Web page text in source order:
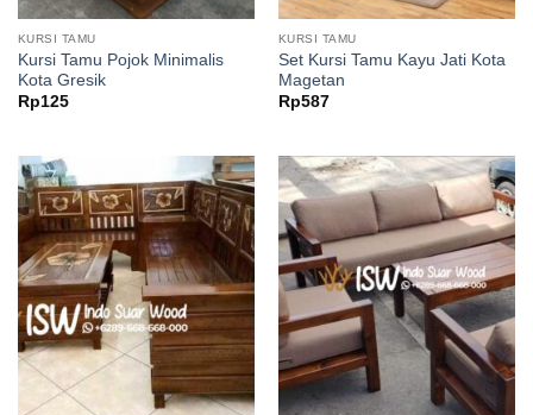
KURSI TAMU
Kursi Tamu Pojok Minimalis
Kota Gresik
Rp125
KURSI TAMU
Set Kursi Tamu Kayu Jati Kota
Magetan
Rp587